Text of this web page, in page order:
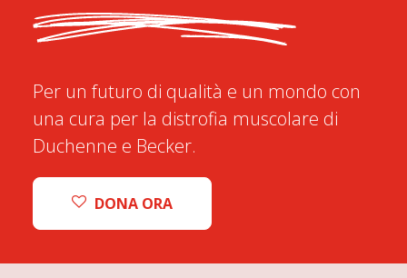
Per un futuro di qualità e un mondo con
una cura per la distrofia muscolare di
Duchenne e Becker.
DONA ORA